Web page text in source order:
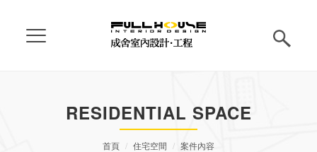
RESIDENTIAL SPACE
首頁 住宅空間 案件內容